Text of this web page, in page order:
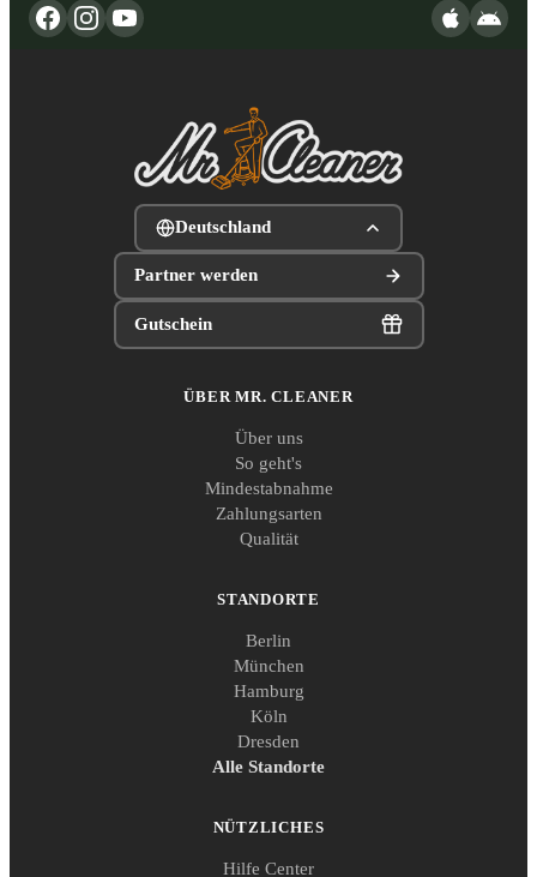
Deutschland
Partner werden
Gutschein
ÜBER MR. CLEANER
Über uns
So geht's
Mindestabnahme
Zahlungsarten
Qualität
STANDORTE
Berlin
München
Hamburg
Köln
Dresden
Alle Standorte
NÜTZLICHES
Hilfe Center